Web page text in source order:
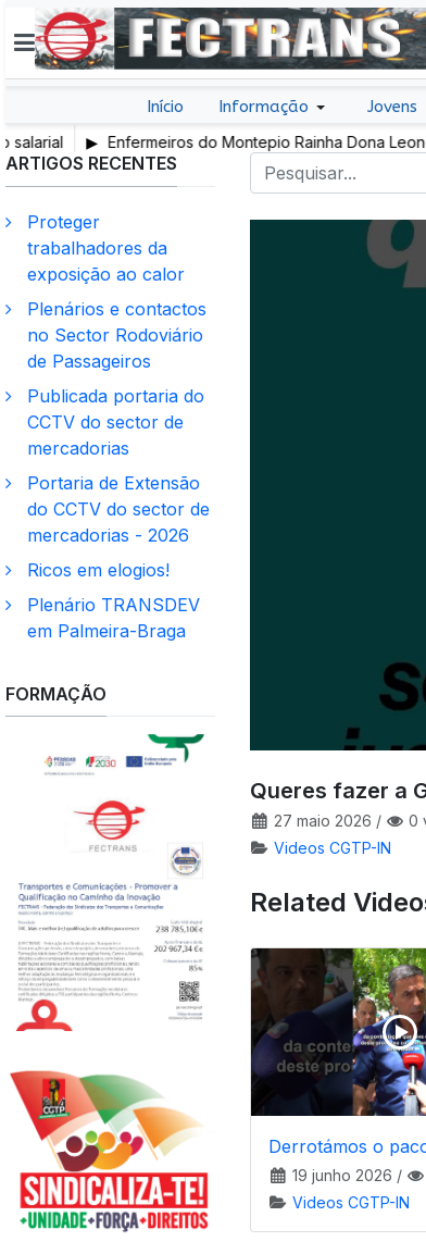
Início Informação Jovens
Enfermeiros do Montepio Rainha Dona Leonor
em Greve
Queres fazer a
27 maio 2026 /
0
Videos CGTP-IN
Related
Derrotámos o
19 junho 2026 /
Videos CGTP-IN
ARTIGOS RECENTES
Proteger
trabalhadores da
exposição ao calor
Plenários e contactos
no Sector Rodoviário
de Passageiros
Publicada portaria do
CCTV do sector de
mercadorias
Portaria de Extensão
do CCTV do sector de
mercadorias - 2026
Ricos em elogios!
Plenário TRANSDEV
em Palmeira-Braga
FORMAÇÃO